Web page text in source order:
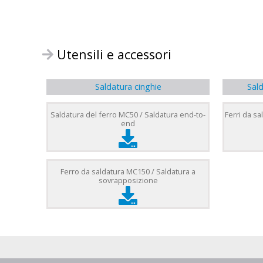
Utensili e accessori
Saldatura cinghie
Saldatura del ferro MC50 / Saldatura end-to-
end
Ferro da saldatura MC150 / Saldatura a
sovrapposizione
Ferri da